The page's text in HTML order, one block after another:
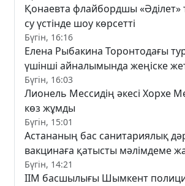
Қонаевта флайбордшы «Әділет»
су үстінде шоу көрсетті
Бүгін, 16:16
Елена Рыбакина Торонтодағы
үшінші айналымында жеңіске
Бүгін, 16:03
Лионель Мессидің әкесі Хорхе
көз жұмды
Бүгін, 15:01
Астананың бас санитариялық
вакцинаға қатысты мәлімдеме
Бүгін, 14:21
ІІМ басшылығы Шымкент